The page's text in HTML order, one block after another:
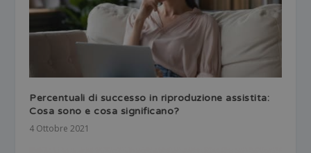
Percentuali di successo in riproduzione assistita:
Cosa sono e cosa significano?
4 Ottobre 2021